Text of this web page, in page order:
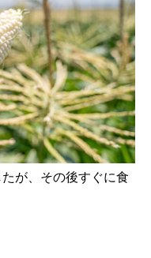
が、その後すぐに食